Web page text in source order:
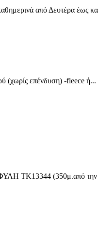
από Δευτέρα έως
(χωρίς επένδυση) -fleece ή...
ΤΚ13344 (350μ.από την